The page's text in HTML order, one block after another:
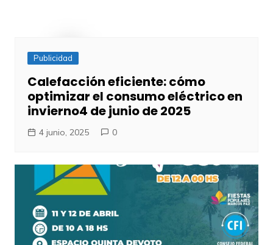
Publicidad
Calefacción eficiente: cómo
optimizar el consumo eléctrico en
invierno4 de junio de 2025
4 junio, 2025 0